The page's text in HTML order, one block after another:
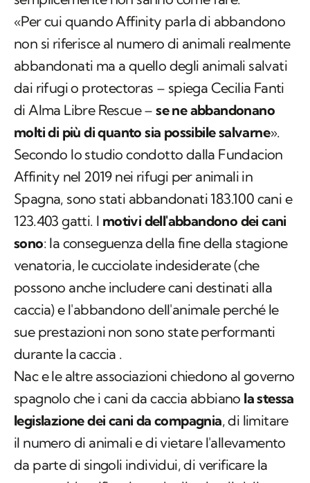
«Per cui quando Affinity parla di abbandono
non si riferisce al numero di animali realmente
abbandonati ma a quello degli animali salvati
dai rifugi o protectoras – spiega Cecilia Fanti
di Alma Libre Rescue –se ne abbandonano
molti di più di quanto sia possibile salvarne».
Secondo lo studio condotto dalla Fundacion
Affinity nel 2019 nei rifugi per animali in
Spagna, sono stati abbandonati 183.100 cani e
123.403 gatti. I motivi dell'abbandono dei cani
sono: la conseguenza della fine della stagione
venatoria, le cucciolate indesiderate (che
possono anche includere cani destinati alla
caccia) e l'abbandono dell'animale perché le
sue prestazioni non sono state performanti
durante la caccia .
Nac e le altre associazioni chiedono al governo
spagnolo che i cani da caccia abbiano la stessa
legislazione dei cani da compagnia, di limitare
il numero di animali e di vietare l'allevamento
da parte di singoli individui, di verificare la